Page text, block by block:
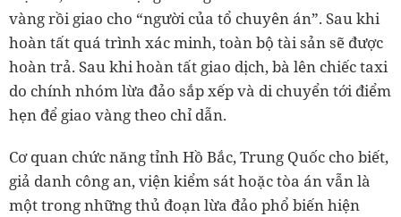
vàng rồi giao cho “người của tổ chuyên án”. Sau khi
hoàn tất quá trình xác minh, toàn bộ tài sản sẽ được
hoàn trả. Sau khi hoàn tất giao dịch, bà lên chiếc taxi
do chính nhóm lừa đảo sắp xếp và di chuyển tới điểm
hẹn để giao vàng theo chỉ dẫn.
Cơ quan chức năng tỉnh Hồ Bắc, Trung Quốc cho biết,
giả danh công an, viện kiểm sát hoặc tòa án vẫn là
một trong những thủ đoạn lừa đảo phổ biến hiện